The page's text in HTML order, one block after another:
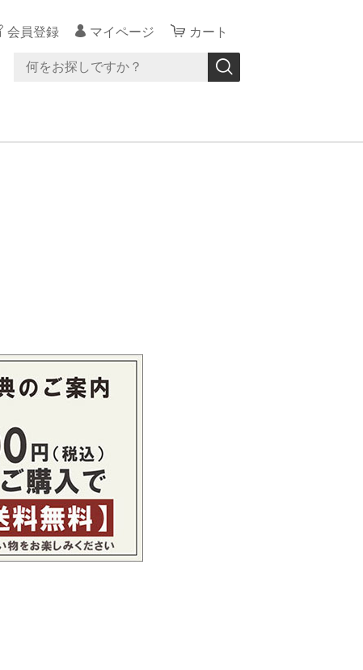
会員登録 マイページ カート